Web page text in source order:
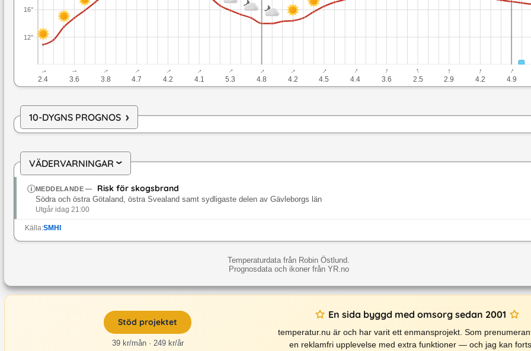
12°
16°
↓
2.4
↓
3.6
↓
3.8
↓
4.7
↓
4.2
↓
4.1
↓
5.3
↓
4.8
↓
4.2
↓
4.5
↓
4.4
↓
3.6
↓
2.5
↓
2.9
↓
4.2
↓
4.9
10-DYGNS PROGNOS ›
VÄDERVARNINGAR›
MEDDELANDE — Risk för skogsbrand
Södra och östra Götaland, östra Svealand samt sydligaste delen av Gävleborgs län
Utgår idag 21:00
Källa:SMHI
Temperaturdata från Robin Östlund.
Prognosdata och ikoner från YR.no
Stöd projektet
39 kr/mån · 249 kr/år
En sida byggd med omsorg sedan 2001
temperatur.nu är och har varit ett enmansprojekt. Som
en reklamfri upplevelse med extra funktioner — och jag kan